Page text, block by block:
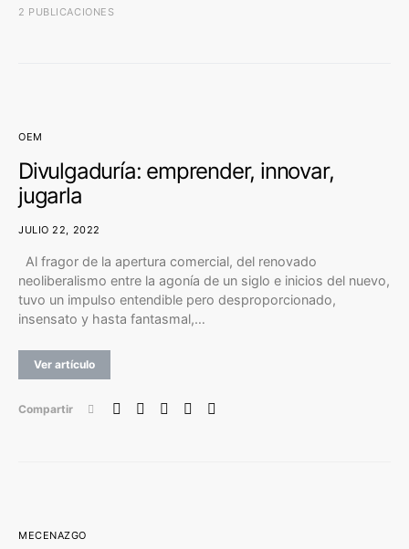
2 PUBLICACIONES
OEM
Divulgaduría: emprender, innovar,
jugarla
JULIO 22, 2022
Al fragor de la apertura comercial, del renovado
neoliberalismo entre la agonía de un siglo e inicios del nuevo,
tuvo un impulso entendible pero desproporcionado,
insensato y hasta fantasmal,…
Ver artículo
Compartir
MECENAZGO